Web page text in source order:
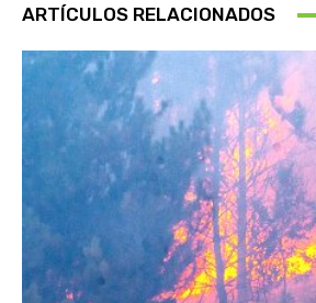
ARTÍCULOS RELACIONADOS